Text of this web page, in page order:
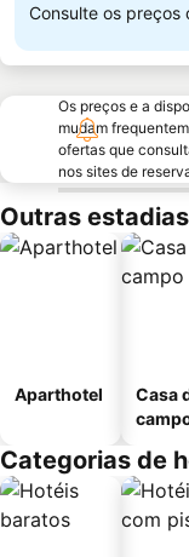
Consulte os preços
Os preços e a
mudam
ofertas que
nos sites de
Outras
Aparthotel
Casa
Categorias de